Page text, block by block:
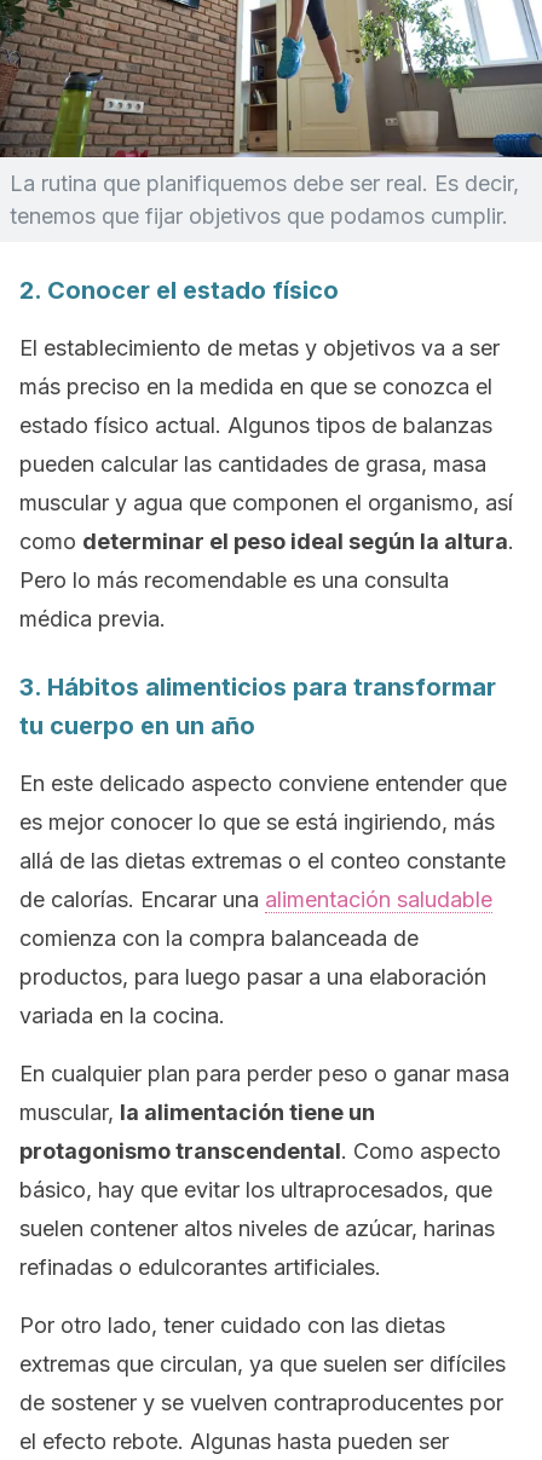
La rutina que planifiquemos debe ser real. Es decir,
tenemos que fijar objetivos que podamos cumplir.
2. Conocer el estado físico
El establecimiento de metas y objetivos va a ser
más preciso en la medida en que se conozca el
estado físico actual. Algunos tipos de balanzas
pueden calcular las cantidades de grasa, masa
muscular y agua que componen el organismo, así
como determinar el peso ideal según la altura.
Pero lo más recomendable es una consulta
médica previa.
3. Hábitos alimenticios para transformar
tu cuerpo en un año
En este delicado aspecto conviene entender que
es mejor conocer lo que se está ingiriendo, más
allá de las dietas extremas o el conteo constante
de calorías. Encarar una alimentación saludable
comienza con la compra balanceada de
productos, para luego pasar a una elaboración
variada en la cocina.
En cualquier plan para perder peso o ganar masa
muscular, la alimentación tiene un
protagonismo transcendental. Como aspecto
básico, hay que evitar los ultraprocesados, que
suelen contener altos niveles de azúcar, harinas
refinadas o edulcorantes artificiales.
Por otro lado, tener cuidado con las dietas
extremas que circulan, ya que suelen ser difíciles
de sostener y se vuelven contraproducentes por
el efecto rebote. Algunas hasta pueden ser